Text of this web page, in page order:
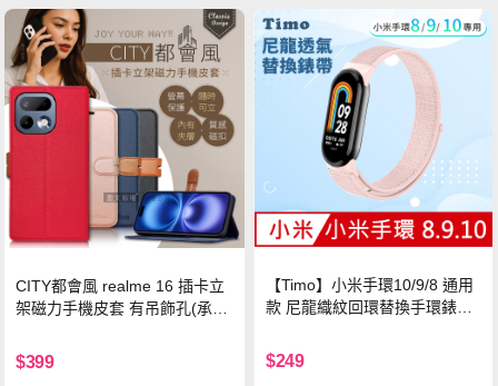
CITY都會風 realme 16 插卡立
架磁力手機皮套 有吊飾孔(承諾
$399
【Timo】小米手環10/9/8 通用
款 尼龍織紋回環替換手環錶帶-
$249